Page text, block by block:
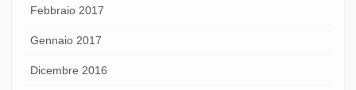
Febbraio 2017
Gennaio 2017
Dicembre 2016